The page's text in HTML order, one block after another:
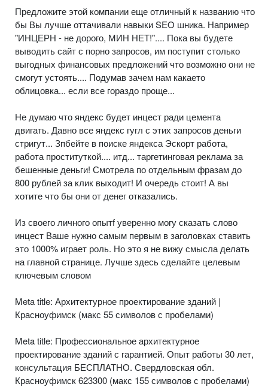
Предложите этой компании еще отличный к названию что
бы Вы лучше оттачивали навыки SEO шника. Например
"ИНЦЕРН - не дорого, МИН НЕТ!".... Пока вы будете
выводить сайт с порно запросов, им поступит столько
выгодных финансовых предложений что возможно они не
смогут устоять.... Подумав зачем нам какаето
облицовка... если все гораздо проще...
Не думаю что яндекс будет инцест ради цемента
двигать. Давно все яндекс гугл с этих запросов деньги
стригут... Зпбейте в поиске яндекса Эскорт работа,
работа проституткой.... итд... таргетинговая реклама за
бешенные деньги! Смотрела по отдельным фразам до
800 рублей за клик выходит! И очередь стоит! А вы
хотите что бы они от денег отказались.
Из своего личного опытf уверенно могу сказать слово
инцест Ваше нужно самым первым в заголовках ставить
это 1000% играет роль. Но это я не вижу смысла делать
на главной странице. Лучше здесь сделайте целевым
ключевым словом
Meta title: Архитектурное проектирование зданий |
Красноуфимск (макс 55 символов с пробелами)
Meta title: Профессиональное архитектурное
проектирование зданий с гарантией. Опыт работы 30 лет,
консультация БЕСПЛАТНО. Свердловская обл.
Красноуфимск 623300 (макс 155 символов с пробелами)